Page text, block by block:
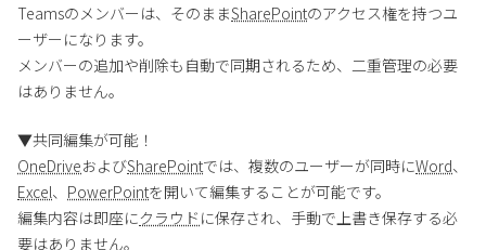
Teamsのメンバーは、そのままSharePointのアクセス権を持つユ
ーザーになります。
メンバーの追加や削除も自動で同期されるため、二重管理の必要
はありません。
▼共同編集が可能！
OneDriveおよびSharePointでは、複数のユーザーが同時にWord、
Excel、 PowerPointを開いて編集することが可能です。
編集内容は即座にクラウド に保存され、手動で上書き保存する必
要はありません。